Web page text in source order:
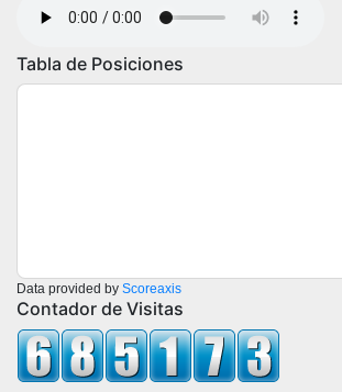
Tabla de Posiciones
Data provided by Scoreaxis
Contador de Visitas